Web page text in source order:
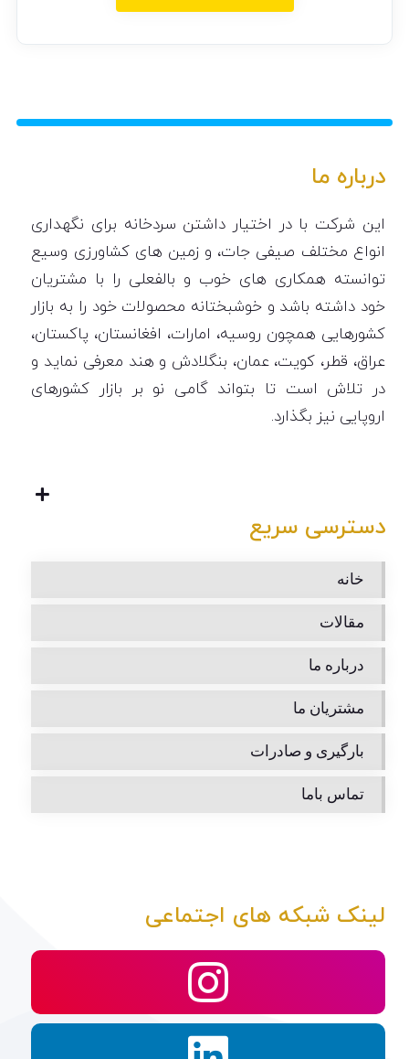
درباره ما
این شرکت با در اختیار داشتن سردخانه برای نگهداری
انواع مختلف صیفی جات، و زمین های کشاورزی وسیع
توانسته همکاری های خوب و بالفعلی را با مشتریان
خود داشته باشد و خوشبختانه محصولات خود را به بازار
کشورهایی همچون روسیه، امارات، افغانستان، پاکستان،
عراق، قطر، کویت، عمان، بنگلادش و هند معرفی نماید و
در تلاش است تا بتواند گامی نو بر بازار کشورهای
اروپایی نیز بگذارد.
دسترسی سریع
خانه
مقالات
درباره ما
مشتریان ما
بارگیری و صادرات
تماس باما
لینک شبکه های اجتماعی